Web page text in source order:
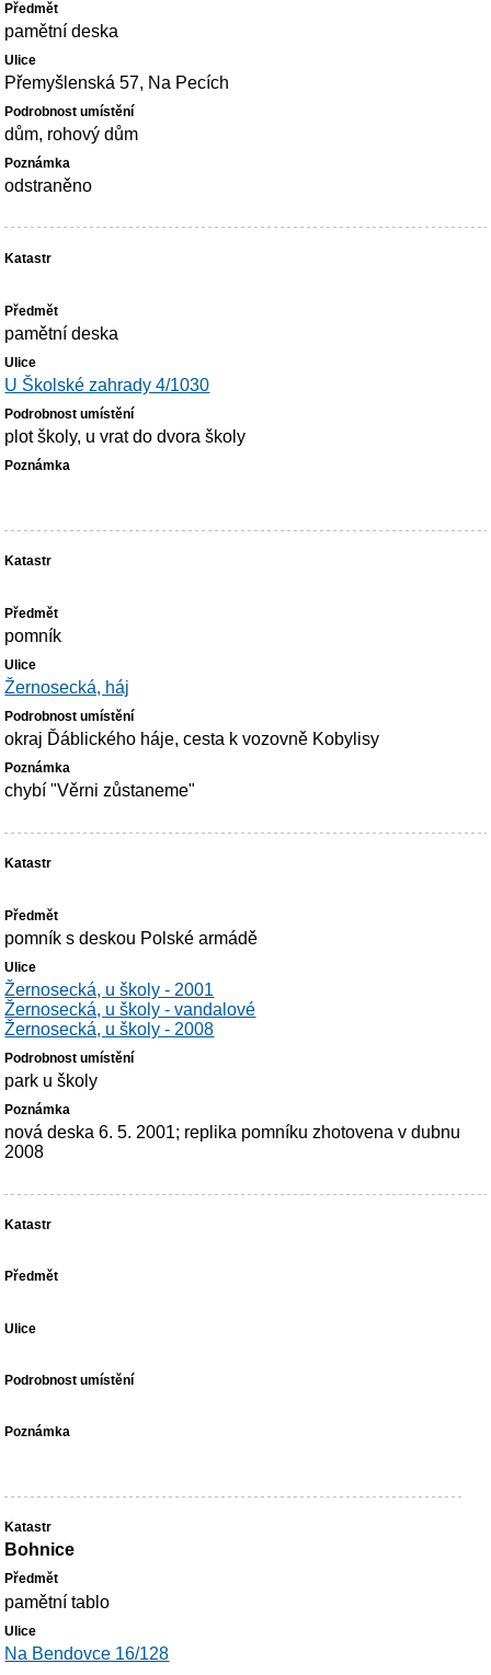
pamětní deska
Přemyšlenská 57, Na Pecích
dům, rohový dům
odstraněno
pamětní deska
U Školské zahrady 4/1030
plot školy, u vrat do dvora školy
pomník
Žernosecká, háj
okraj Ďáblického háje, cesta k vozovně Kobylisy
chybí "Věrni zůstaneme"
pomník s deskou Polské armádě
Žernosecká, u školy - 2001
Žernosecká, u školy - vandalové
Žernosecká, u školy - 2008
park u školy
nová deska 6. 5. 2001; replika pomníku zhotovena v dubnu
2008
Bohnice
pamětní tablo
Na Bendovce 16/128